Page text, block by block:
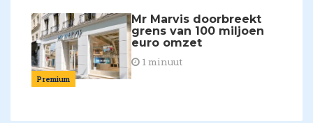
Premium
Mr Marvis doorbreekt
grens van 100 miljoen
euro omzet
1 minuut